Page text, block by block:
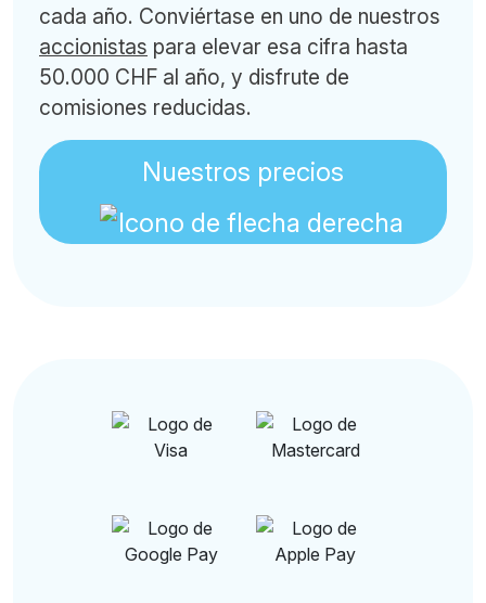
cada año. Conviértase en uno de nuestros
accionistas para elevar esa cifra hasta
50.000 CHF al año, y disfrute de
comisiones reducidas.
Nuestros precios